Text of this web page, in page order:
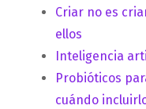
Criar no es
ellos
Inteligencia
Probióticos
cuándo